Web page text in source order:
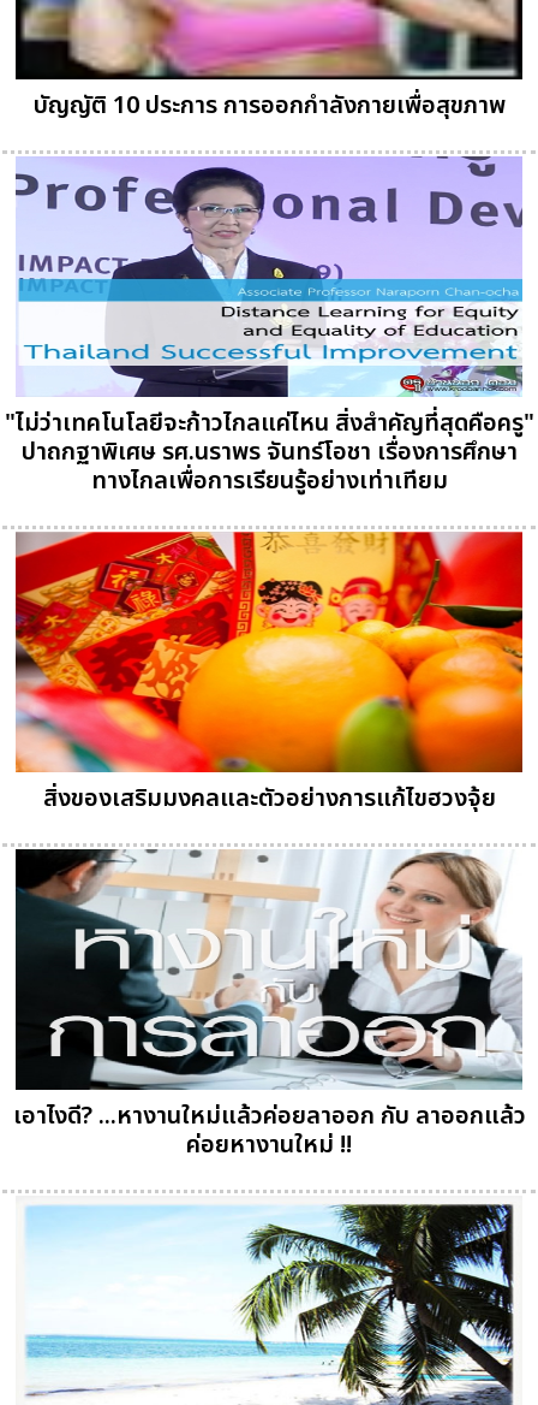
บัญญัติ 10 ประการ การออกกำลังกายเพื่อสุขภาพ
"ไม่ว่าเทคโนโลยีจะก้าวไกลแค่ไหน สิ่งสำคัญที่สุดคือครู"
ปาถกฐาพิเศษ รศ.นราพร จันทร์โอชา เรื่องการศึกษา
ทางไกลเพื่อการเรียนรู้อย่างเท่าเทียม
สิ่งของเสริมมงคลและตัวอย่างการแก้ไขฮวงจุ้ย
เอาไงดี? ...หางานใหม่แล้วค่อยลาออก กับ ลาออกแล้ว
ค่อยหางานใหม่ !!